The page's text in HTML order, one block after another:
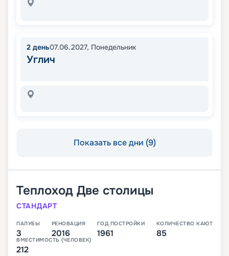
2 день07.06.2027, Понедельник
Углич
Показать все дни (9)
Теплоход Две столицы
СТАНДАРТ
ПАЛУБЫ
3
РЕНОВАЦИЯ
2016
ГОД ПОСТРОЙКИ
1961
КОЛИЧЕСТВО КАЮТ
85
ВМЕСТИМОСТЬ (ЧЕЛОВЕК)
212